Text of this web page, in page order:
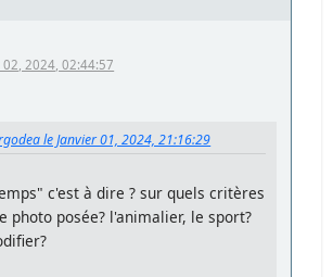
02, 2024, 02:44:57
le Janvier 01, 2024, 21:16:29
c'est à dire ? sur quels critères
photo posée? l'animalier, le sport?